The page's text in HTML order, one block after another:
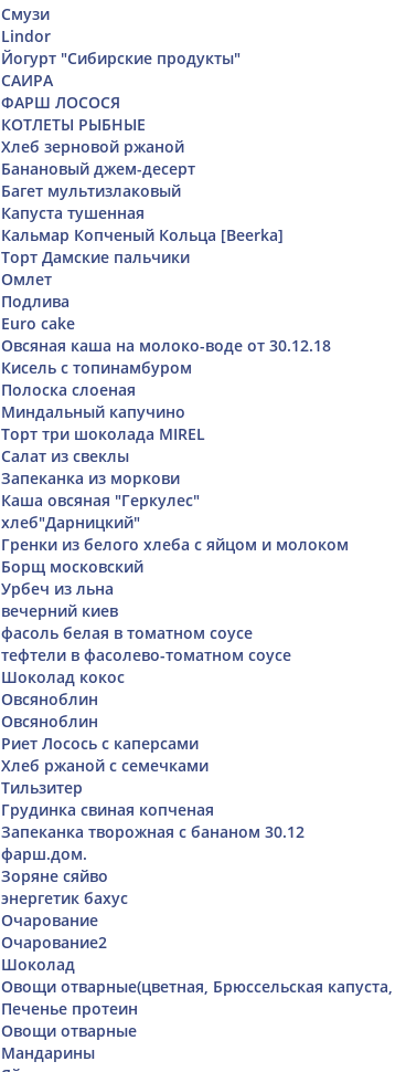
Смузи
Lindor
Йогурт "Сибирские продукты"
САИРА
ФАРШ ЛОСОСЯ
КОТЛЕТЫ РЫБНЫЕ
Хлеб зерновой ржаной
Банановый джем-десерт
Багет мультизлаковый
Капуста тушенная
Кальмар Копченый Кольца [Beerka]
Торт Дамские пальчики
Омлет
Подлива
Euro cake
Овсяная каша на молоко-воде от 30.12.18
Кисель с топинамбуром
Полоска слоеная
Миндальный капучино
Торт три шоколада MIREL
Салат из свеклы
Запеканка из моркови
Каша овсяная "Геркулес"
хлеб"Дарницкий"
Гренки из белого хлеба с яйцом и молоком
Борщ московский
Урбеч из льна
вечерний киев
фасоль белая в томатном соусе
тефтели в фасолево-томатном соусе
Шоколад кокос
Овсяноблин
Овсяноблин
Риет Лосось с каперсами
Хлеб ржаной с семечками
Тильзитер
Грудинка свиная копченая
Запеканка творожная с бананом 30.12
фарш.дом.
Зоряне сяйво
энергетик бахус
Очарование
Очарование2
Шоколад
Овощи отварные(цветная, Брюссельская
Печенье протеин
Овощи отварные
Мандарины